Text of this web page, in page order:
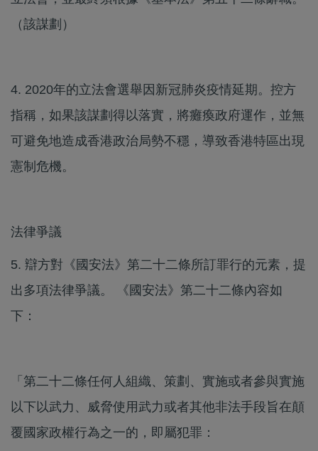
（該謀劃）
4. 2020年的立法會選舉因新冠肺炎疫情延期。控方
指稱，如果該謀劃得以落實，將癱瘓政府運作，並無
可避免地造成香港政治局勢不穩，導致香港特區出現
憲制危機。
法律爭議
5. 辯方對《國安法》第二十二條所訂罪行的元素，提
出多項法律爭議。 《國安法》第二十二條內容如
下：
「​第二十二條​​任何人組織、策劃、實施或者參與實施
以下以武力、威脅使用武力或者其他非法手段旨在顛
覆國家政權行為之一的，即屬犯罪：